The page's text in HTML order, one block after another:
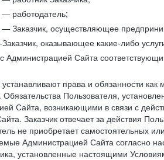
работодатель;
Заказчик, осуществляющее
оказывающее какие-либо
Сайта
права и обязанности
Пользователя,
Сайта, возникающими в связи с
Заказчик отвечает за действия
не приобретает самостоятельных
Администрацией Сайта согласно
установленные настоящими